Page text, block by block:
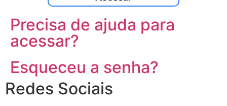
Precisa de ajuda para
acessar?
Esqueceu a senha?
Redes Sociais